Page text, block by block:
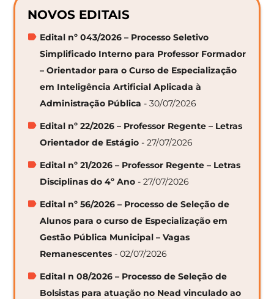
NOVOS EDITAIS
Edital nº 043/2026 – Processo Seletivo
Simplificado Interno para Professor Formador
– Orientador para o Curso de Especialização
em Inteligência Artificial Aplicada à
Administração Pública - 30/07/2026
Edital nº 22/2026 – Professor Regente – Letras
Orientador de Estágio - 27/07/2026
Edital nº 21/2026 – Professor Regente – Letras
Disciplinas do 4º Ano - 27/07/2026
Edital nº 56/2026 – Processo de Seleção de
Alunos para o curso de Especialização em
Gestão Pública Municipal – Vagas
Remanescentes - 02/07/2026
Edital n 08/2026 – Processo de Seleção de
Bolsistas para atuação no Nead vinculado ao